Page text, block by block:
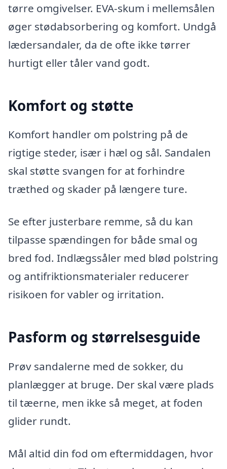
tørre omgivelser. EVA-skum i mellemsålen
øger stødabsorbering og komfort. Undgå
lædersandaler, da de ofte ikke tørrer
hurtigt eller tåler vand godt.
Komfort og støtte
Komfort handler om polstring på de
rigtige steder, især i hæl og sål. Sandalen
skal støtte svangen for at forhindre
træthed og skader på længere ture.
Se efter justerbare remme, så du kan
tilpasse spændingen for både smal og
bred fod. Indlægssåler med blød polstring
og antifriktionsmaterialer reducerer
risikoen for vabler og irritation.
Pasform og størrelsesguide
Prøv sandalerne med de sokker, du
planlægger at bruge. Der skal være plads
til tæerne, men ikke så meget, at foden
glider rundt.
Mål altid din fod om eftermiddagen, hvor